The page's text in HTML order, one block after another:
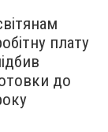
плату
до